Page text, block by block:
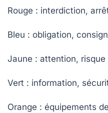
Rouge : interdiction,
Bleu : obligation,
Jaune : attention,
Vert : information,
Orange : équipements